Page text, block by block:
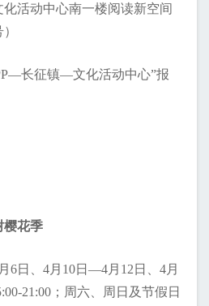
活动中心南一楼阅读新空间
长征镇—文化活动中心”报
樱花季
6日、4月10日—4月12日、4月
21:00；周六、周日及节假日